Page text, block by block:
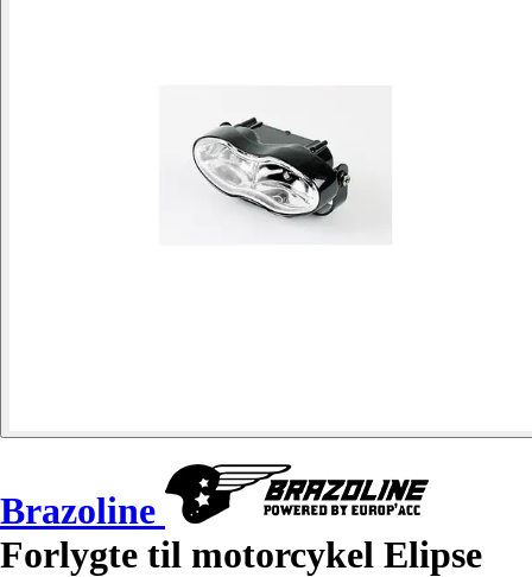
Brazoline
Forlygte til motorcykel Elipse